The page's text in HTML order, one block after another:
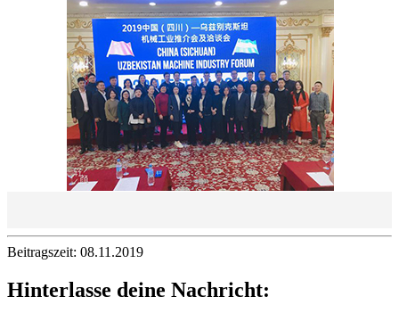
Beitragszeit: 08.11.2019
Hinterlasse deine Nachricht: